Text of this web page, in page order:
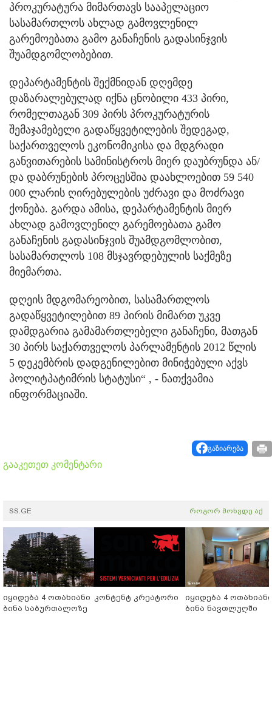
პროკურატურა მიმართავს სააპელაციო
სასამართლოს ახლად გამოვლენილ
გარემოებათა გამო განაჩენის გადასინჯვის
შუამდგომლობებით.
დეპარტამენტის შექმნიდან დღემდე
დაზარალებულად იქნა ცნობილი 433 პირი,
რომელთაგან 309 პირს პროკურატურის
შემაჯამებელი გადაწყვეტილების შედეგად,
საქართველოს ეკონომიკისა და მდგრადი
განვითარების სამინისტროს მიერ დაუბრუნდა ან/
და დაბრუნების პროცესშია დაახლოებით 59 540
000 ლარის ღირებულების უძრავი და მოძრავი
ქონება. გარდა ამისა, დეპარტამენტის მიერ
ახლად გამოვლენილ გარემოებათა გამო
განაჩენის გადასინჯვის შუამდგომლობით,
სასამართლოს 108 მსჯავრდებულის საქმეზე
მიემართა.
დღეის მდგომარეობით, სასამართლოს
გადაწყვეტილებით 89 პირის მიმართ უკვე
დამდგარია გამამართლებელი განაჩენი, მათგან
30 პირს საქართველოს პარლამენტის 2012 წლის
5 დეკემბრის დადგენილებით მინიჭებული აქვს
პოლიტპატიმრის სტატუსი“ , - ნათქვამია
ინფორმაციაში.
გაზიარება
გააკეთეთ კომენტარი
SS.GE როგორ მოხვდე აქ
იყიდება 4 ოთახიანი
ბინა საბურთალოზე
კონტენტ კრეატორი
იყიდება 4 ოთახიანი
ბინა ნავთლუღში